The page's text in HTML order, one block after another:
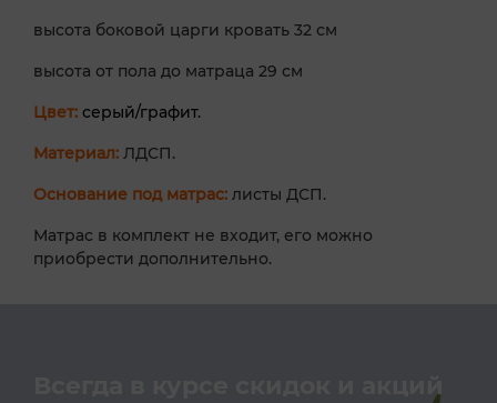
высота боковой царги кровать 32 см
высота от пола до матраца 29 см
Цвет: серый/графит.
Материал: ЛДСП.
Основание под матрас: листы ДСП.
Матрас в комплект не входит, его можно
приобрести дополнительно.
Всегда в курсе скидок и акций